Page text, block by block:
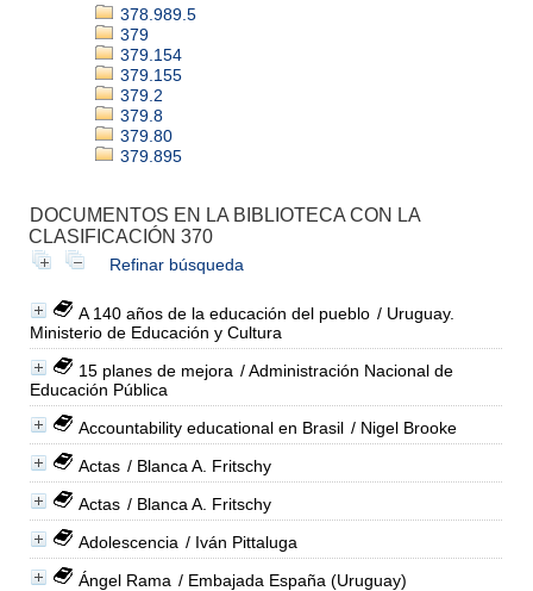
378.989.5
379
379.154
379.155
379.2
379.8
379.80
379.895
DOCUMENTOS EN LA BIBLIOTECA CON LA
CLASIFICACIÓN 370
Refinar búsqueda
A 140 años de la educación del pueblo / Uruguay.
Ministerio de Educación y Cultura
15 planes de mejora / Administración Nacional de
Educación Pública
Accountability educational en Brasil / Nigel Brooke
Actas / Blanca A. Fritschy
Actas / Blanca A. Fritschy
Adolescencia / Iván Pittaluga
Ángel Rama / Embajada España (Uruguay)